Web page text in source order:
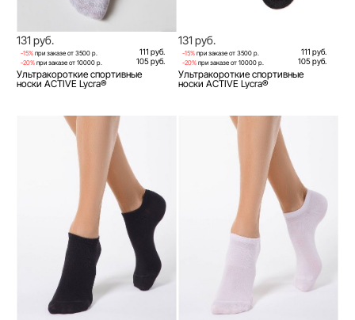
131 руб.
-15% при заказе от 3500 р. 111 руб.
-20% при заказе от 10000 р. 105 руб.
Ультракороткие спортивные
носки ACTIVE Lycra®
131 руб.
-15% при заказе от 3500 р. 111 руб.
-20% при заказе от 10000 р. 105 руб.
Ультракороткие спортивные
носки ACTIVE Lycra®